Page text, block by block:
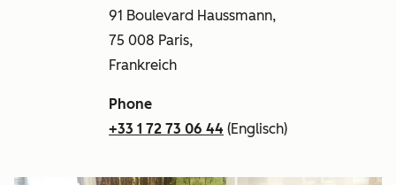
91 Boulevard Haussmann,
75 008 Paris,
Frankreich
Phone
+33 1 72 73 06 44 (Englisch)